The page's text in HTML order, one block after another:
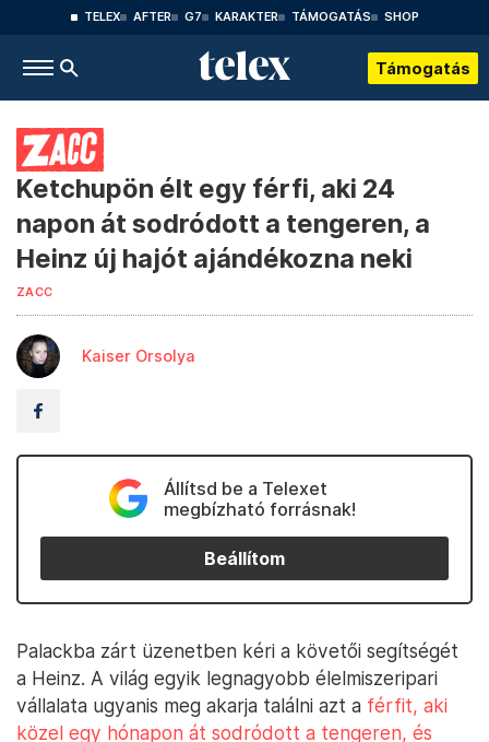
TELEX AFTER G7 KARAKTER TÁMOGATÁS SHOP
Támogatás
Ketchupön élt egy férfi, aki 24
napon át sodródott a tengeren, a
Heinz új hajót ajándékozna neki
ZACC
Kaiser Orsolya
Állítsd be a Telexet
megbízható forrásnak!
Beállítom
Palackba zárt üzenetben kéri a követői segítségét
a Heinz. A világ egyik legnagyobb élelmiszeripari
vállalata ugyanis meg akarja találni azt a férfit, aki
közel egy hónapon át sodródott a tengeren, és